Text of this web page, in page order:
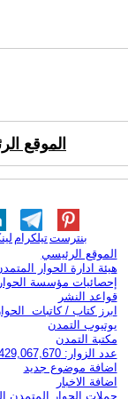
الموقع
تيلكرامبنترست
الموقع الرئيسي
هيئة ادارة الحوار
إحصائيات مؤسسة
قواعد النشر
ابرز كتاب / كاتبات
يوتيوب التمدن
مكتبة التمدن
عدد الزوار: 3,429,067,670
اضافة موضوع جديد
اضافة الاخبار
حملات الحوار المتمدن